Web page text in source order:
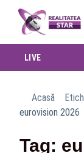
LIVE
Acasă
eurovision 2026
Tag: